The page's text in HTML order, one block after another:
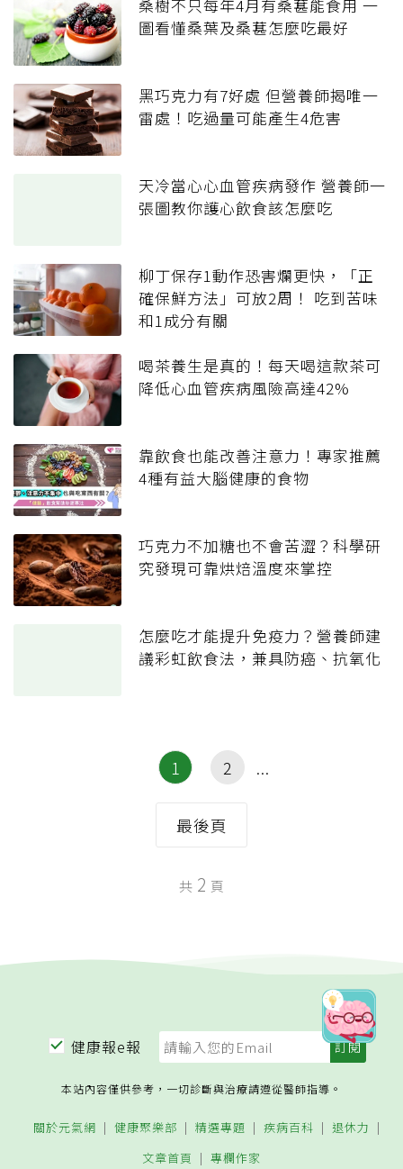
桑樹不只每年4月有桑葚能食用 一
圖看懂桑葉及桑葚怎麼吃最好
黑巧克力有7好處 但營養師揭唯一
雷處！吃過量可能產生4危害
天冷當心心血管疾病發作 營養師一
張圖教你護心飲食該怎麼吃
柳丁保存1動作恐害爛更快，「正
確保鮮方法」可放2周！ 吃到苦味
和1成分有關
喝茶養生是真的！每天喝這款茶可
降低心血管疾病風險高達42%
靠飲食也能改善注意力！專家推薦
4種有益大腦健康的食物
巧克力不加糖也不會苦澀？科學研
究發現可靠烘焙溫度來掌控
怎麼吃才能提升免疫力？營養師建
議彩虹飲食法，兼具防癌、抗氧化
1 2
最後頁
共 2 頁
健康報e報
本站內容僅供參考，一切診斷與治療請遵從醫師指導。
關於元氣網 健康聚樂部 精選專題 疾病百科
退休力
文章首頁
專欄作家